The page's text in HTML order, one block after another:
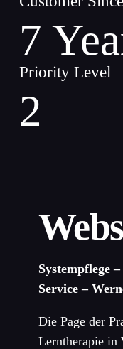
7
Priority Level
2
Systempflege
Service –
Die Page der
Lerntherapie in